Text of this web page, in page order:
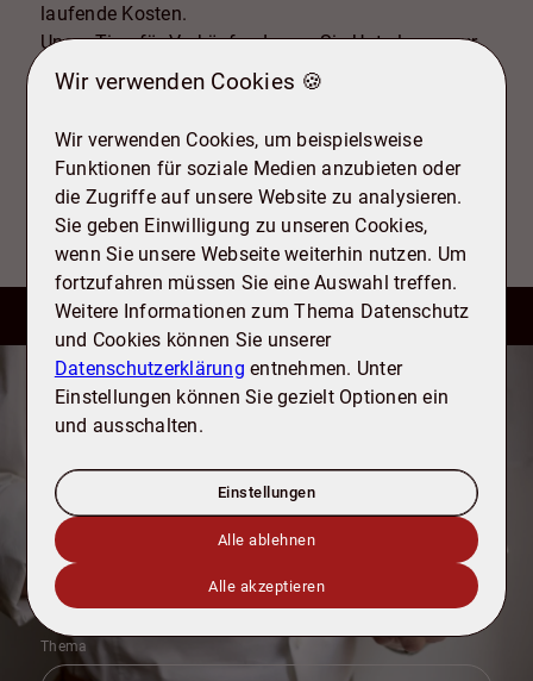
laufende Kosten.
Unser Tipp für Verkäufer: Legen Sie Unterlagen zur
Heizung strukturiert bereit (Baujahr, Wartungen,
Wärmepumpe/Hybrid). Das schafft Vertrauen und
kann Unsicherheit reduzieren. Wenn Sie das für Ihre
Immobilie in Niedersachsen einordnen möchten,
schreiben oder rufen Sie uns gern an.
Kontakt
Wie dürfen wir Sie unterstützen?
rund um den Kauf, Verkauf und Bewertung
von Immobilien. Sprechen Sie uns einfach
an, wir freuen uns darauf, Sie
kennenzulernen.
Thema
Wir verwenden Cookies 🍪
Wir verwenden Cookies, um beispielsweise
Funktionen für soziale Medien anzubieten oder
die Zugriffe auf unsere Website zu analysieren.
Sie geben Einwilligung zu unseren Cookies,
wenn Sie unsere Webseite weiterhin nutzen. Um
fortzufahren müssen Sie eine Auswahl treffen.
Weitere Informationen zum Thema Datenschutz
und Cookies können Sie unserer
Datenschutzerklärung entnehmen. Unter
Einstellungen können Sie gezielt Optionen ein
und ausschalten.
Einstellungen
Alle ablehnen
Alle akzeptieren